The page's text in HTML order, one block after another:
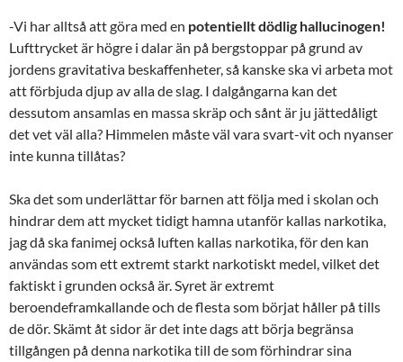
-Vi har alltså att göra med en potentiellt dödlig hallucinogen!
Lufttrycket är högre i dalar än på bergstoppar på grund av
jordens gravitativa beskaffenheter, så kanske ska vi arbeta mot
att förbjuda djup av alla de slag. I dalgångarna kan det
dessutom ansamlas en massa skräp och sånt är ju jättedåligt
det vet väl alla? Himmelen måste väl vara svart-vit och nyanser
inte kunna tillåtas?
Ska det som underlättar för barnen att följa med i skolan och
hindrar dem att mycket tidigt hamna utanför kallas narkotika,
jag då ska fanimej också luften kallas narkotika, för den kan
användas som ett extremt starkt narkotiskt medel, vilket det
faktiskt i grunden också är. Syret är extremt
beroendeframkallande och de flesta som börjat håller på tills
de dör. Skämt åt sidor är det inte dags att börja begränsa
tillgången på denna narkotika till de som förhindrar sina